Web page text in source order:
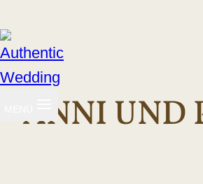
Zum
Inhalt
springen
ANNI UND